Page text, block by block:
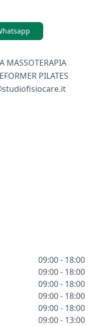
MASSOTERAPIA
PILATES
09:00 - 18:00
09:00 - 18:00
09:00 - 18:00
09:00 - 18:00
09:00 - 18:00
09:00 - 13:00